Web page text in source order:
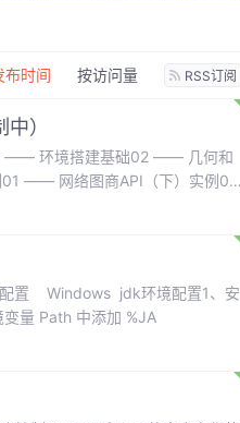
布时间 按访问量 RSS订阅
）
—— 环境搭建基础02 —— 几何和
—— 网络图商API（下）实例01
置 Windows jdk环境配置1、安
量 Path 中添加 %JA